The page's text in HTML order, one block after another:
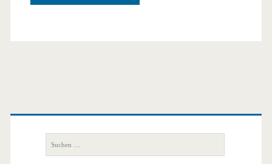
Primäre
Seitenleiste
nach: